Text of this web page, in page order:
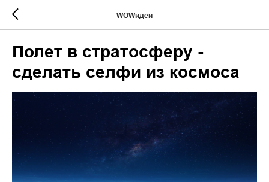
WOWидеи
Полет в стратосферу -
сделать селфи из космоса